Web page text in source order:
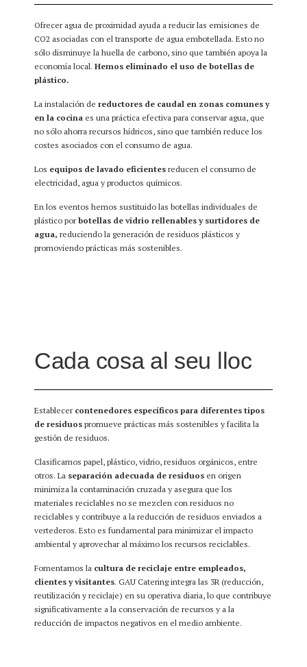
Ofrecer agua de proximidad ayuda a reducir las emisiones de
CO2 asociadas con el transporte de agua embotellada. Esto no
sólo disminuye la huella de carbono, sino que también apoya la
economía local. Hemos eliminado el uso de botellas de
plástico.
La instalación de reductores de caudal en zonas comunes y
en la cocina es una práctica efectiva para conservar agua, que
no sólo ahorra recursos hídricos, sino que también reduce los
costes asociados con el consumo de agua.
Los equipos de lavado eficientes reducen el consumo de
electricidad, agua y productos químicos.
En los eventos hemos sustituido las botellas individuales de
plástico porbotellas de vidrio rellenables y surtidores de
agua, reduciendo la generación de residuos plásticos y
promoviendo prácticas más sostenibles.
Cada cosa al seu lloc
Establecercontenedores específicos para diferentes tipos
de residuos promueve prácticas más sostenibles y facilita la
gestión de residuos.
Clasificamos papel, plástico, vidrio, residuos orgánicos, entre
otros. La separación adecuada de residuos en origen
minimiza la contaminación cruzada y asegura que los
materiales reciclables no se mezclen con residuos no
reciclables y contribuye a la reducción de residuos enviados a
vertederos. Esto es fundamental para minimizar el impacto
ambiental y aprovechar al máximo los recursos reciclables.
Fomentamos la cultura de reciclaje entre empleados,
clientes y visitantes. GAU Catering integra las 3R (reducción,
reutilización y reciclaje) en su operativa diaria, lo que contribuye
significativamente a la conservación de recursos y a la
reducción de impactos negativos en el medio ambiente.